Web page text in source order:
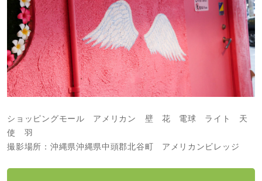
ショッピングモール アメリカン 壁 花 電球 ライト 天
使 羽
撮影場所：沖縄県沖縄県中頭郡北谷町 アメリカンビレッジ